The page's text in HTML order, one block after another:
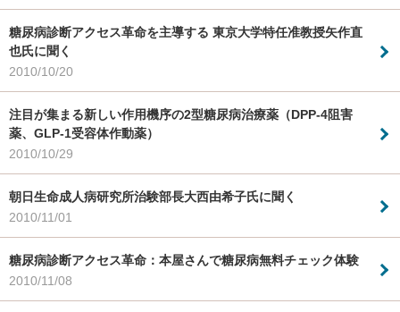
糖尿病診断アクセス革命を主導する 東京大学特任准教授矢作直
也氏に聞く
2010/10/20
注目が集まる新しい作用機序の2型糖尿病治療薬（DPP-4阻害
薬、GLP-1受容体作動薬）
2010/10/29
朝日生命成人病研究所治験部長大西由希子氏に聞く
2010/11/01
糖尿病診断アクセス革命：本屋さんで糖尿病無料チェック体験
2010/11/08